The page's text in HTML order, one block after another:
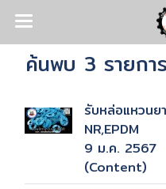
ค้นพบ 3 รายกา
รับหล่อแหวนย
NR,EPDM
9 ม.ค. 2567
(Content)